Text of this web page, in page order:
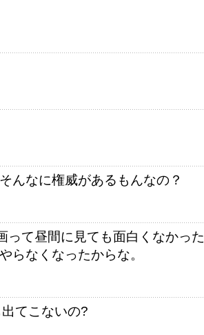
んなに権威があるもんなの？
って昼間に見ても面白くなかった
らなくなったからな。
てこないの?